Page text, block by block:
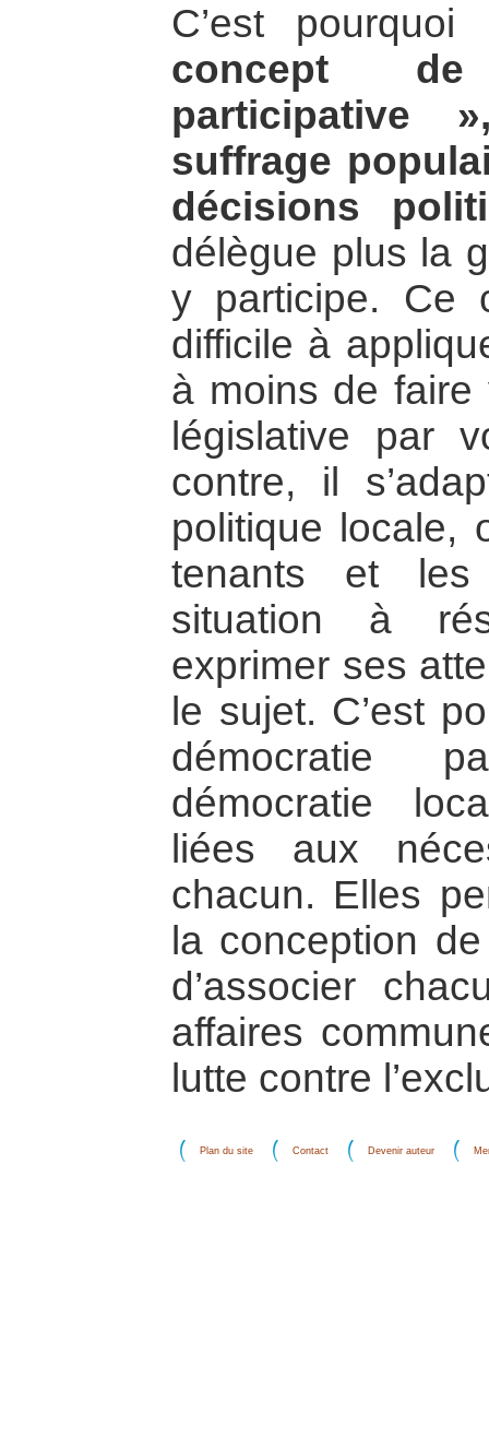
C’est
concept
participative
suffrage
décisions
délègue plus la
y participe. Ce
difficile à
à moins de faire
législative par
contre, il
politique locale,
tenants et les
situation à
exprimer ses
le sujet. C’est
démocratie
démocratie
liées aux
chacun. Elles
la conception
d’associer
affaires
lutte contre
Plan du site Contact Devenir auteur